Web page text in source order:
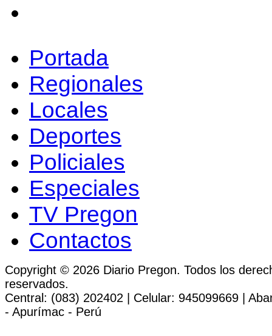
Portada
Regionales
Locales
Deportes
Policiales
Especiales
TV Pregon
Contactos
Copyright © 2026 Diario Pregon. Todos los
reservados.
Central: (083) 202402 | Celular: 945099669 |
- Apurímac - Perú